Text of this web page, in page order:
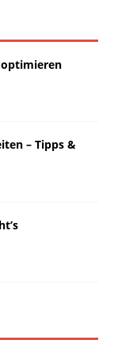
optimieren
– Tipps &